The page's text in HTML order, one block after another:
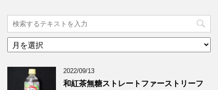
ア
ー
2022/09/13
和紅茶無糖ストレートファーストリーフ